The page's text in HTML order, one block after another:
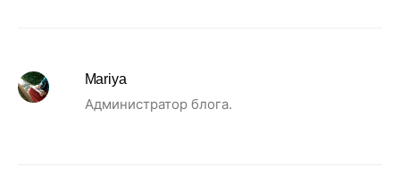
Mariya
Администратор блога.